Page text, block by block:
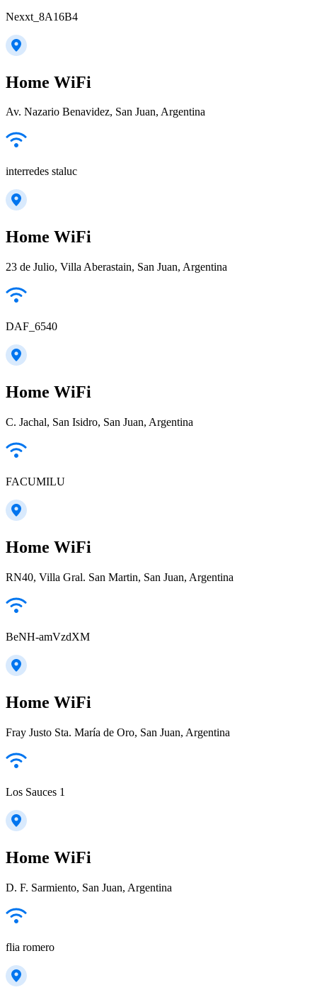
Nexxt_8A16B4
Home WiFi
Av. Nazario Benavidez, San Juan, Argentina
interredes staluc
Home WiFi
23 de Julio, Villa Aberastain, San Juan, Argentina
DAF_6540
Home WiFi
C. Jachal, San Isidro, San Juan, Argentina
FACUMILU
Home WiFi
RN40, Villa Gral. San Martin, San Juan, Argentina
BeNH-amVzdXM
Home WiFi
Fray Justo Sta. María de Oro, San Juan, Argentina
Los Sauces 1
Home WiFi
D. F. Sarmiento, San Juan, Argentina
flia romero